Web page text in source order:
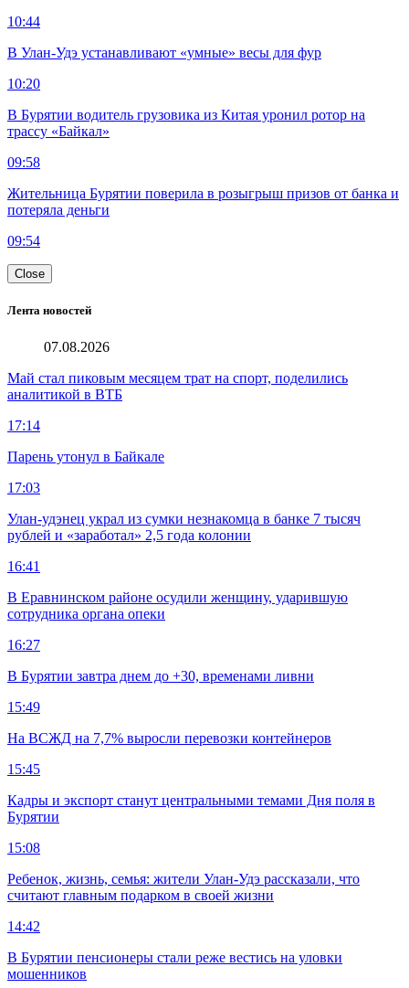
10:44
В Улан-Удэ устанавливают «умные» весы для фур
10:20
В Бурятии водитель грузовика из Китая уронил ротор на
трассу «Байкал»
09:58
Жительница Бурятии поверила в розыгрыш призов от банка и
потеряла деньги
09:54
Close
Лента новостей
07.08.2026
Май стал пиковым месяцем трат на спорт, поделились
аналитикой в ВТБ
17:14
Парень утонул в Байкале
17:03
Улан-удэнец украл из сумки незнакомца в банке 7 тысяч
рублей и «заработал» 2,5 года колонии
16:41
В Еравнинском районе осудили женщину, ударившую
сотрудника органа опеки
16:27
В Бурятии завтра днем до +30, временами ливни
15:49
На ВСЖД на 7,7% выросли перевозки контейнеров
15:45
Кадры и экспорт станут центральными темами Дня поля в
Бурятии
15:08
Ребенок, жизнь, семья: жители Улан-Удэ рассказали, что
считают главным подарком в своей жизни
14:42
В Бурятии пенсионеры стали реже вестись на уловки
мошенников